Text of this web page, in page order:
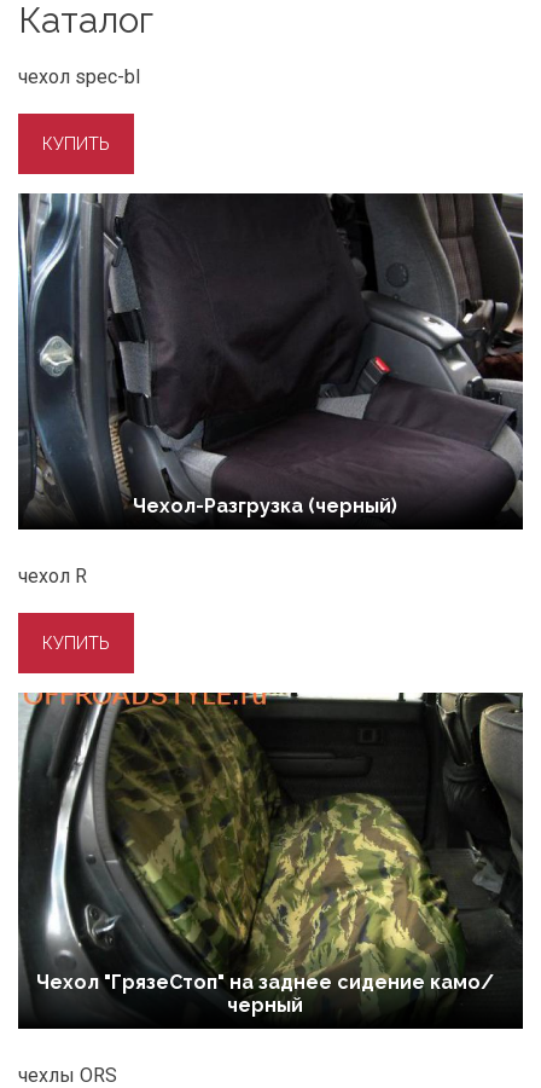
Каталог
чехол spec-bl
Чехол-Разгрузка (черный)
чехол R
Чехол "ГрязеСтоп" на заднее сидение камо/
черный
чехлы ORS